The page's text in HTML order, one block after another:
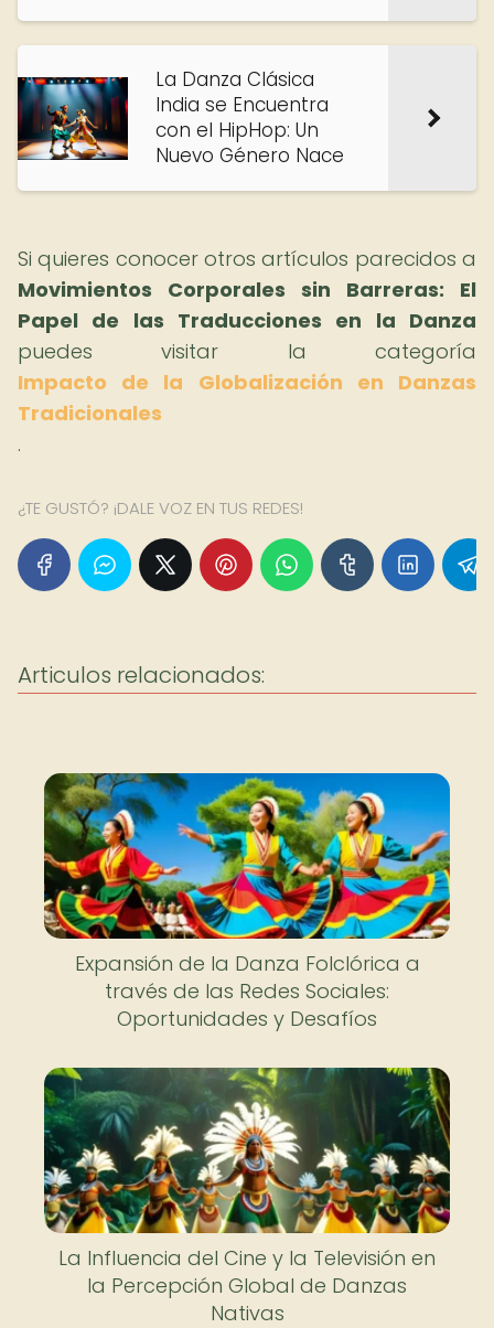
La Danza Clásica
India se Encuentra
con el HipHop: Un
Nuevo Género Nace
Si quieres conocer otros artículos parecidos a
Movimientos Corporales sin Barreras: El
Papel de las Traducciones en la Danza
puedes visitar la categoría
Impacto de la Globalización en Danzas
Tradicionales
.
¿TE GUSTÓ? ¡DALE VOZ EN TUS REDES!
Articulos relacionados:
Expansión de la Danza Folclórica a
través de las Redes Sociales:
Oportunidades y Desafíos
La Influencia del Cine y la Televisión en
la Percepción Global de Danzas
Nativas